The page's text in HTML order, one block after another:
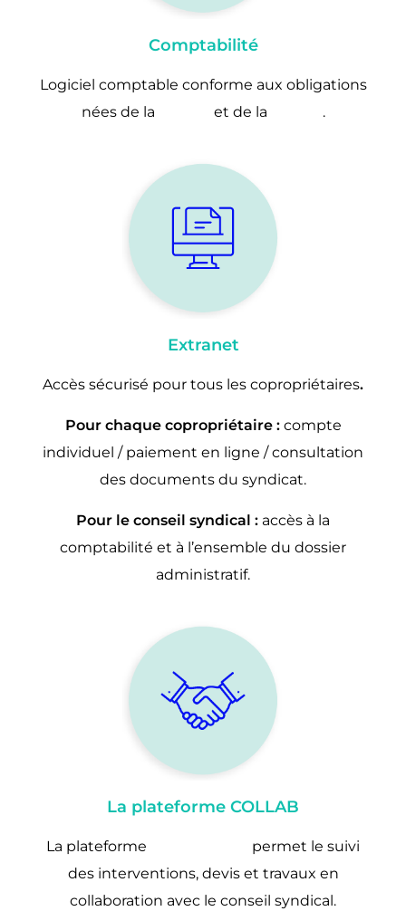
Comptabilité
Logiciel comptable conforme aux obligations
nées de la
et de la .
Extranet
Accès sécurisé pour tous les copropriétaires.
Pour chaque copropriétaire : compte
individuel / paiement en ligne / consultation
des documents du syndicat.
Pour le conseil syndical : accès à la
comptabilité et à l’ensemble du dossier
administratif.
La plateforme COLLAB
La plateforme
permet le suivi
des interventions, devis et travaux en
collaboration avec le conseil syndical.